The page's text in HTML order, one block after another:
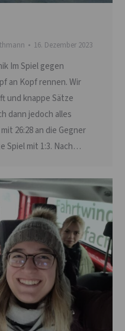
16. Dezember 2023
Im Spiel gegen
an Kopf rennen. Wir
und knappe Sätze
dann jedoch alles
26:28 an die Gegner
Spiel mit 1:3. Nach…